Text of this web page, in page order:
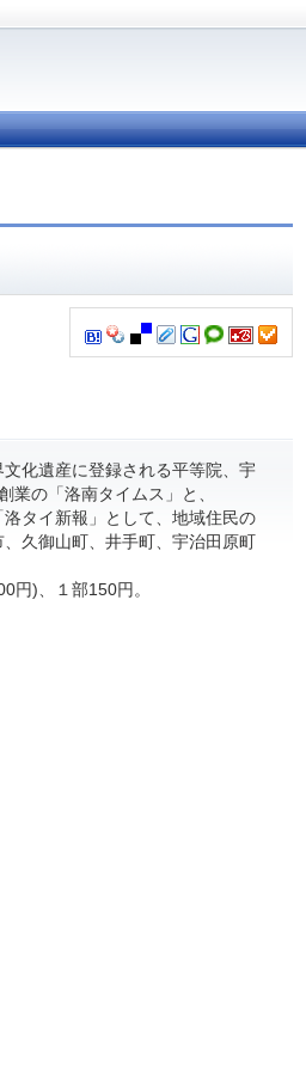
化遺産に登録される平等院、宇
の「洛南タイムス」と、
タイ新報」として、地域住民の
久御山町、井手町、宇治田原町
円)、１部150円。